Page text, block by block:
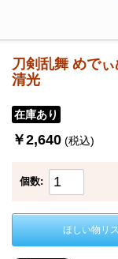
刀剣乱舞 めで
清光
在庫あり
￥2,640 (税込)
個数:
ほしい物リ